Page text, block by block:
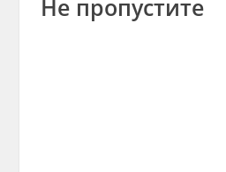
Не пропустите